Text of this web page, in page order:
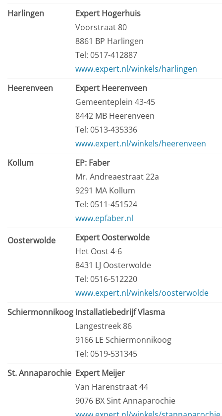
Harlingen
Expert Hogerhuis
Voorstraat 80
8861 BP Harlingen
Tel: 0517-412887
www.expert.nl/winkels/harlingen
Heerenveen
Expert Heerenveen
Gemeenteplein 43-45
8442 MB Heerenveen
Tel: 0513-435336
www.expert.nl/winkels/heerenveen
Kollum
EP: Faber
Mr. Andreaestraat 22a
9291 MA Kollum
Tel: 0511-451524
www.epfaber.nl
Oosterwolde
Expert Oosterwolde
Het Oost 4-6
8431 LJ Oosterwolde
Tel: 0516-512220
www.expert.nl/winkels/oosterwolde
Schiermonnikoog Installatiebedrijf Vlasma
Langestreek 86
9166 LE Schiermonnikoog
Tel: 0519-531345
St. Annaparochie Expert Meijer
Van Harenstraat 44
9076 BX Sint Annaparochie